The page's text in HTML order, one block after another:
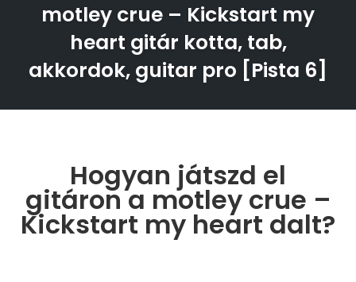
motley crue – Kickstart my
heart gitár kotta, tab,
akkordok, guitar pro [Pista 6]
Hogyan játszd el
gitáron a motley crue –
Kickstart my heart dalt?